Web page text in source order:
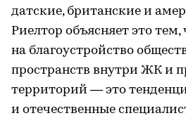
датские, британские и
Риелтор объясняет это тем,
на благоустройство
пространств внутри ЖК и
территорий — это
и отечественные